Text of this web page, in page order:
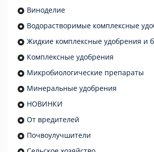
Виноделие
Водорастворимые комплексные
Жидкие комплексные удобрения и
Комплексные удобрения
Микробиологические препараты
Минеральные удобрения
НОВИНКИ
От вредителей
Почвоулучшители